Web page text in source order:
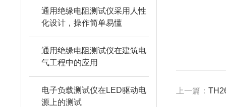
通用绝缘电阻测试仪采用人性
化设计，操作简单易懂
通用绝缘电阻测试仪在建筑电
气工程中的应用
电子负载测试仪在LED驱动电
源上的测试
上一篇：